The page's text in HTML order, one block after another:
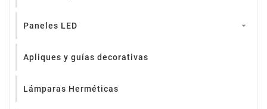
Paneles LED 
Apliques y guías decorativas
Lámparas Herméticas